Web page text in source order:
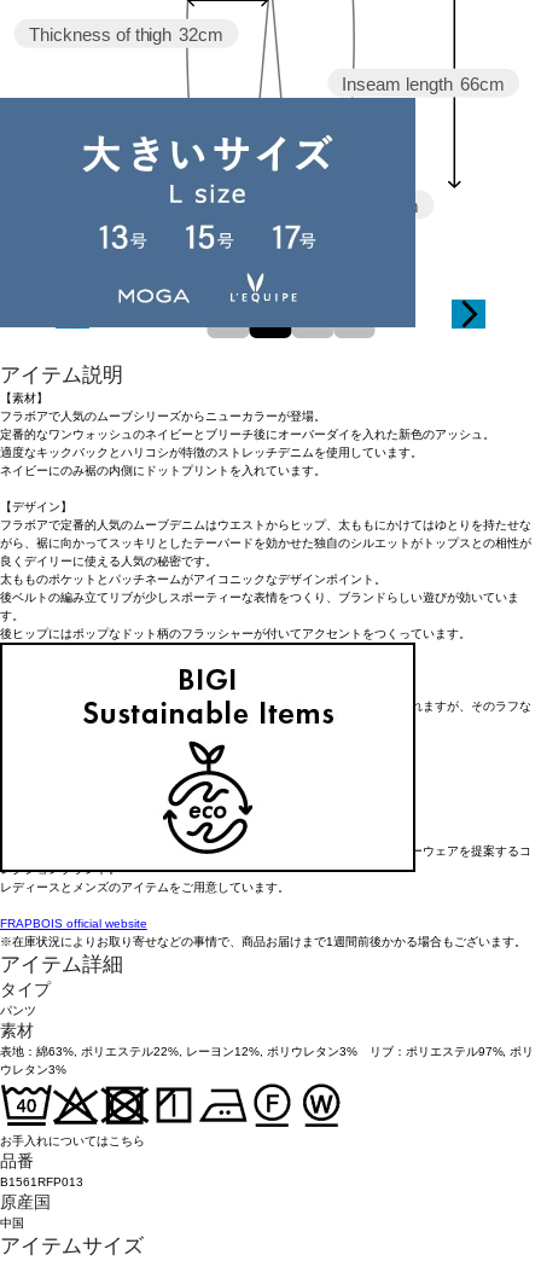
Inseam length 66cm
16.5cm
Thickness of thigh 32cm
アイテム説明
【素材】
フラボアで人気のムーブシリーズからニューカラーが登場。
定番的なワンウォッシュのネイビーとブリーチ後にオーバーダイを入れた新色のアッシュ。
適度なキックバックとハリコシが特徴のストレッチデニムを使用しています。
ネイビーにのみ裾の内側にドットプリントを入れています。
【デザイン】
フラボアで定番的人気のムーブデニムはウエストからヒップ、太ももにかけてはゆとりを持たせな
がら、裾に向かってスッキリとしたテーパードを効かせた独自のシルエットがトップスとの相性が
良くデイリーに使える人気の秘密です。
太もものポケットとパッチネームがアイコニックなデザインポイント。
後ベルトの編み立てリブが少しスポーティーな表情をつくり、ブランドらしい遊びが効いていま
す。
後ヒップにはポップなドット柄のフラッシャーが付いてアクセントをつくっています。
＊こちらの商品はユニセックス商品です。
＊インディゴ素材の特質上、生産の工程で少し色落ちやダメージが見受けられますが、そのラフな
表情をお楽しみください。
「大人げない大人の服」をコンセプトに、大人が着るリラックスしたデイリーウェアを提案するコ
レクションブランド。
レディースとメンズのアイテムをご用意しています。
FRAPBOIS official website
※在庫状況によりお取り寄せなどの事情で、商品お届けまで1週間前後かかる場合もございます。
アイテム詳細
タイプ
パンツ
素材
表地：綿63%, ポリエステル22%, レーヨン12%, ポリウレタン3% リブ：ポリエステル97%, ポリ
ウレタン3%
お手入れについてはこちら
品番
B1561RFP013
原産国
中国
アイテムサイズ